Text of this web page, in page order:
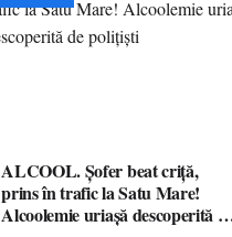
ALCOOL. Șofer beat criță,
prins în trafic la Satu Mare!
Alcoolemie uriașă descoperită